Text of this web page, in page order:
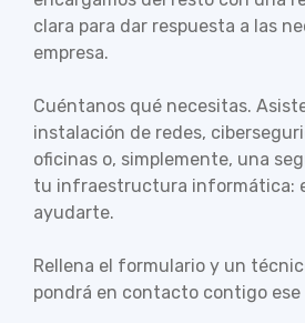
clara para dar respuesta a las
empresa.
Cuéntanos qué necesitas.
instalación de redes,
oficinas o, simplemente, una
tu infraestructura informática:
ayudarte.
Rellena el formulario y un
pondrá en contacto contigo ese